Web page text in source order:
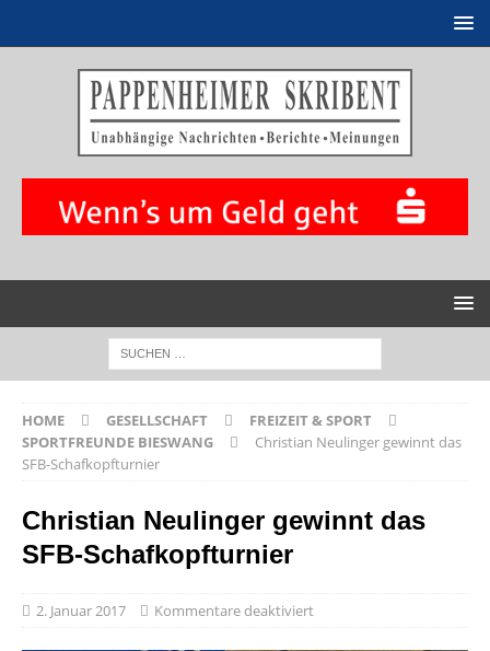
HOME GESELLSCHAFT
FREIZEIT & SPORT
SPORTFREUNDE BIESWANG
Christian Neulinger gewinnt das
SFB-Schafkopfturnier
Christian Neulinger gewinnt das
SFB-Schafkopfturnier
2. Januar 2017 Kommentare deaktiviert